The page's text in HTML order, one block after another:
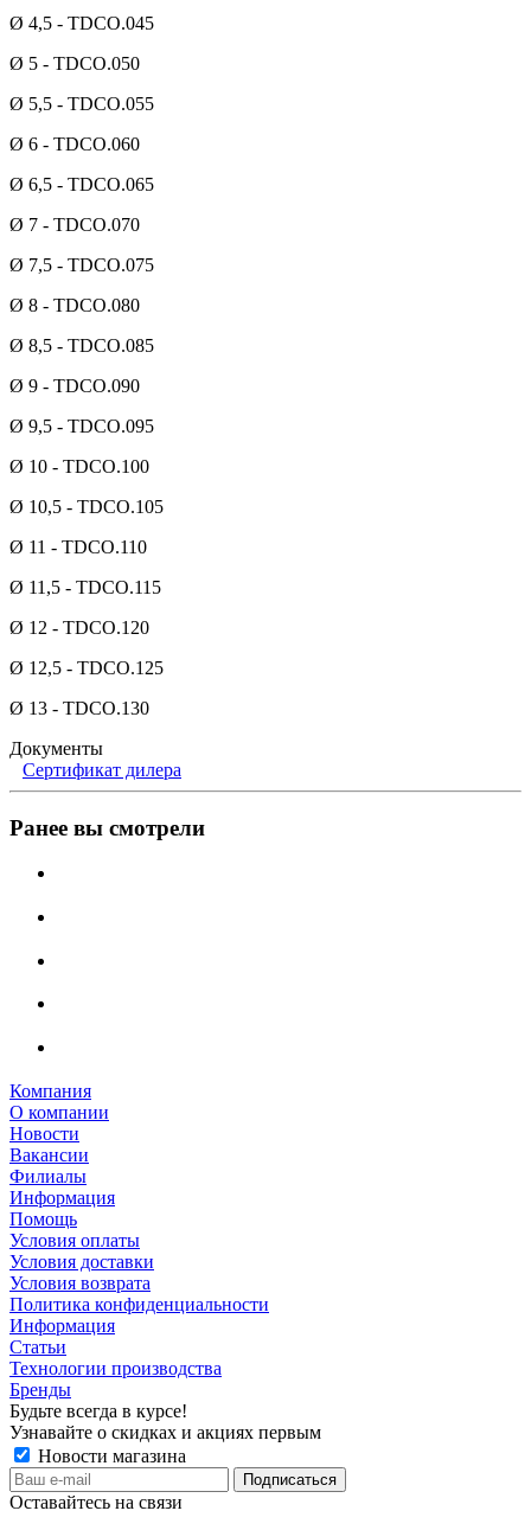
Ø 4,5 - TDCO.045
Ø 5 - TDCO.050
Ø 5,5 - TDCO.055
Ø 6 - TDCO.060
Ø 6,5 - TDCO.065
Ø 7 - TDCO.070
Ø 7,5 - TDCO.075
Ø 8 - TDCO.080
Ø 8,5 - TDCO.085
Ø 9 - TDCO.090
Ø 9,5 - TDCO.095
Ø 10 - TDCO.100
Ø 10,5 - TDCO.105
Ø 11 - TDCO.110
Ø 11,5 - TDCO.115
Ø 12 - TDCO.120
Ø 12,5 - TDCO.125
Ø 13 - TDCO.130
Документы
Сертификат дилера
Ранее вы смотрели
Компания
О компании
Новости
Вакансии
Филиалы
Информация
Помощь
Условия оплаты
Условия доставки
Условия возврата
Политика конфиденциальности
Информация
Статьи
Технологии производства
Бренды
Будьте всегда в курсе!
Узнавайте о скидках и акциях первым
Новости магазина
Оставайтесь на связи